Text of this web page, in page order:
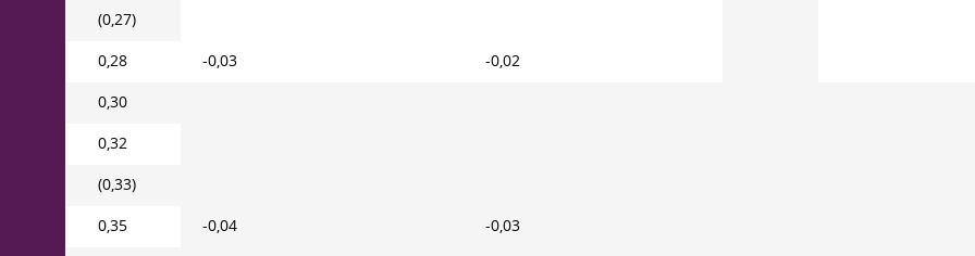
(0,27)
0,28 -0,03 -0,02
0,30
-0,04 -0,03
0,32
(0,33)
0,35